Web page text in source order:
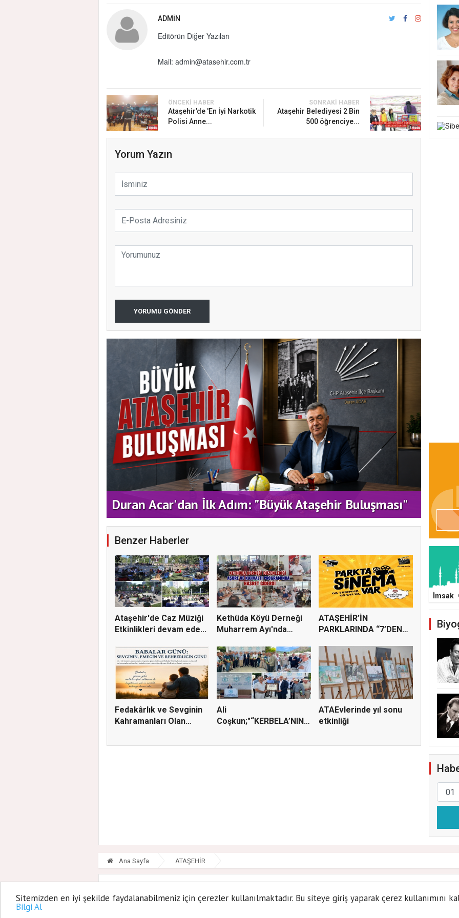
Sitemizden en iyi şekilde faydalanabilmeniz için çerezler kullanılmaktadır. Bu siteye giriş yaparak çerez kullanımını
Bilgi Al
ADMIN
Editörün Diğer Yazıları
Mail: admin@atasehir.com.tr
ÖNCEKI HABER
Ataşehir’de 'En İyi Narkotik
Polisi Anne...
SONRAKI HABER
Ataşehir Belediyesi 2 Bin
500 öğrenciye...
Yorum Yazın
YORUMU GÖNDER
ATAŞEHİR BELEDİYESİ’NİN EĞİTİM MATERYALİ
DESTEĞİ YENİ DÖNEMDE DE SÜRÜYOR
kritik
Benzer Haberler
Ataşehir'de Caz Müziği
Etkinlikleri devam ede...
Kethüda Köyü Derneği
Muharrem Ayı'nda
ATAŞEHİR’İN
PARKLARINDA “7’DEN
Fedakârlık ve Sevginin
Kahramanları Olan
Ali
Coşkun;"“KERBELA’NIN
ATAEvlerinde yıl sonu
etkinliği
İmsak
Ana Sayfa ATAŞEHİR
Ataşehir Belediyesi 2 Bin 500